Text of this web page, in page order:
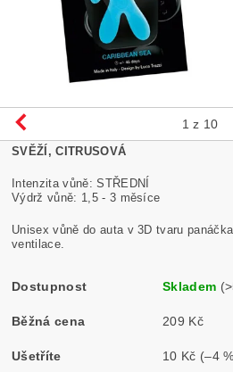
1 z 10
SVĚŽÍ, CITRUSOVÁ
Intenzita vůně: STŘEDNÍ
Výdrž vůně: 1,5 - 3 měsíce
Unisex vůně do auta v 3D tvaru
ventilace.
Dostupnost Skladem
Běžná cena 209 Kč
Ušetříte 10 Kč (–4